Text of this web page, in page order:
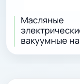
Масляные
вакуумные